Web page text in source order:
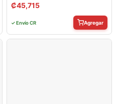
₡45,715
✓ Envío CR Agregar